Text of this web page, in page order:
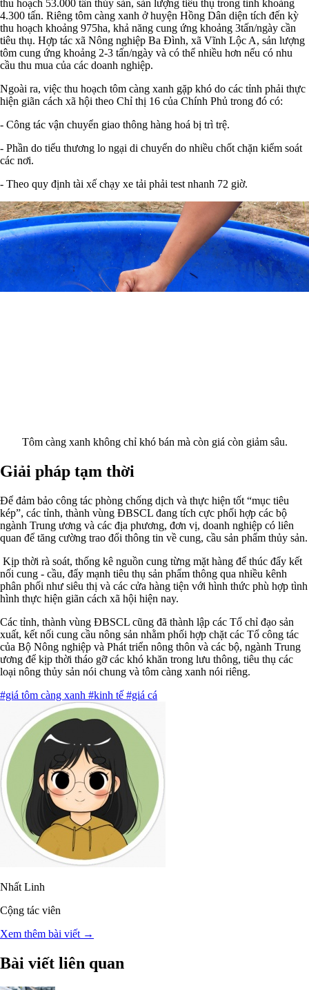
thu hoạch 53.000 tấn thủy sản, sản lượng tiêu thụ trong tỉnh khoảng
4.300 tấn. Riêng tôm càng xanh ở huyện Hồng Dân diện tích đến kỳ
thu hoạch khoảng 975ha, khả năng cung ứng khoảng 3tấn/ngày cần
tiêu thụ. Hợp tác xã Nông nghiệp Ba Đình, xã Vĩnh Lộc A, sản lượng
tôm cung ứng khoảng 2-3 tấn/ngày và có thể nhiều hơn nếu có nhu
cầu thu mua của các doanh nghiệp.
Ngoài ra, việc thu hoạch tôm càng xanh gặp khó do các tỉnh phải thực
hiện giãn cách xã hội theo Chỉ thị 16 của Chính Phủ trong đó có:
- Công tác vận chuyển giao thông hàng hoá bị trì trệ.
- Phần do tiểu thương lo ngại di chuyển do nhiều chốt chặn kiểm soát
các nơi.
- Theo quy định tài xế chạy xe tải phải test nhanh 72 giờ.
Tôm càng xanh không chỉ khó bán mà còn giá còn giảm sâu.
Giải pháp tạm thời
Để đảm bảo công tác phòng chống dịch và thực hiện tốt “mục tiêu
kép”, các tỉnh, thành vùng ÐBSCL đang tích cực phối hợp các bộ
ngành Trung ương và các địa phương, đơn vị, doanh nghiệp có liên
quan để tăng cường trao đổi thông tin về cung, cầu sản phẩm thủy sản.
Kịp thời rà soát, thống kê nguồn cung từng mặt hàng để thúc đẩy kết
nối cung - cầu, đẩy mạnh tiêu thụ sản phẩm thông qua nhiều kênh
phân phối như siêu thị và các cửa hàng tiện với hình thức phù hợp tình
hình thực hiện giãn cách xã hội hiện nay.
Các tỉnh, thành vùng ÐBSCL cũng đã thành lập các Tổ chỉ đạo sản
xuất, kết nối cung cầu nông sản nhằm phối hợp chặt các Tổ công tác
của Bộ Nông nghiệp và Phát triển nông thôn và các bộ, ngành Trung
ương để kịp thời tháo gỡ các khó khăn trong lưu thông, tiêu thụ các
loại nông thủy sản nói chung và tôm càng xanh nói riêng.
#giá tôm càng xanh #kinh tế #giá cá
Nhất Linh
Cộng tác viên
Xem thêm bài viết →
Bài viết liên quan